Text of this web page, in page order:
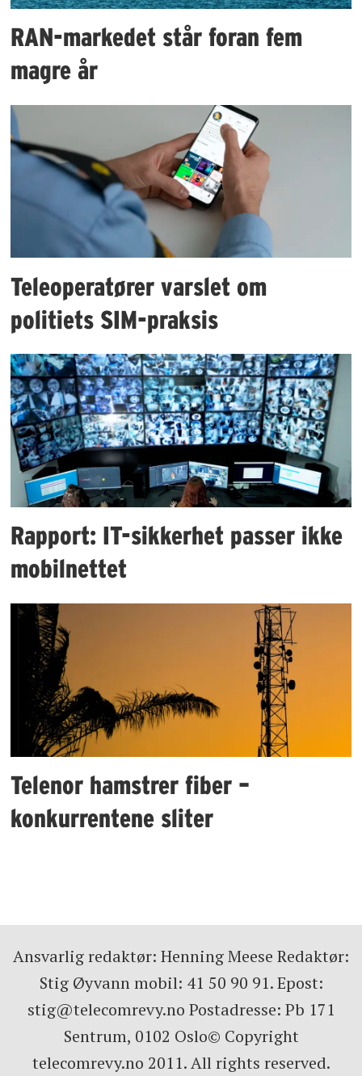
RAN-markedet står foran fem
magre år
Teleoperatører varslet om
politiets SIM-praksis
Rapport: IT-sikkerhet passer ikke
mobilnettet
Telenor hamstrer fiber –
konkurrentene sliter
Ansvarlig redaktør: Henning Meese Redaktør:
Stig Øyvann mobil: 41 50 90 91. Epost:
stig@telecomrevy.no Postadresse: Pb 171
Sentrum, 0102 Oslo© Copyright
telecomrevy.no 2011. All rights reserved.